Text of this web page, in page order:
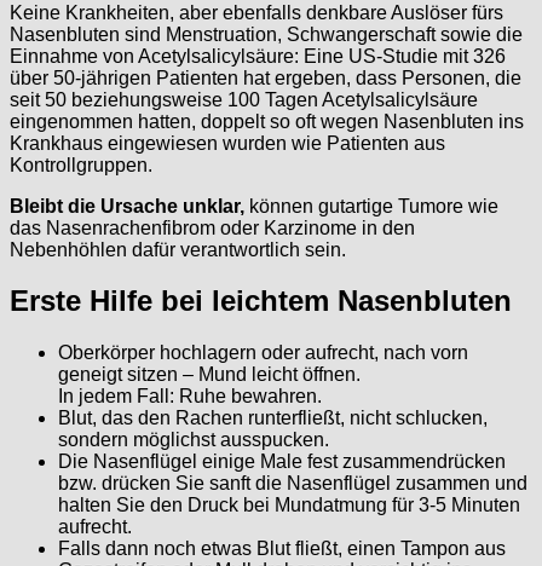
Keine Krankheiten, aber ebenfalls denkbare Auslöser fürs
Nasenbluten sind Menstruation, Schwangerschaft sowie die
Einnahme von Acetylsalicylsäure: Eine US-Studie mit 326
über 50-jährigen Patienten hat ergeben, dass Personen, die
seit 50 beziehungsweise 100 Tagen Acetylsalicylsäure
eingenommen hatten, doppelt so oft wegen Nasenbluten ins
Krankhaus eingewiesen wurden wie Patienten aus
Kontrollgruppen.
Bleibt die Ursache unklar, können gutartige Tumore wie
das Nasenrachenfibrom oder Karzinome in den
Nebenhöhlen dafür verantwortlich sein.
Erste Hilfe bei leichtem Nasenbluten
Oberkörper hochlagern oder aufrecht, nach vorn
geneigt sitzen – Mund leicht öffnen.
In jedem Fall: Ruhe bewahren.
Blut, das den Rachen runterfließt, nicht schlucken,
sondern möglichst ausspucken.
Die Nasenflügel einige Male fest zusammendrücken
bzw. drücken Sie sanft die Nasenflügel zusammen und
halten Sie den Druck bei Mundatmung für 3-5 Minuten
aufrecht.
Falls dann noch etwas Blut fließt, einen Tampon aus